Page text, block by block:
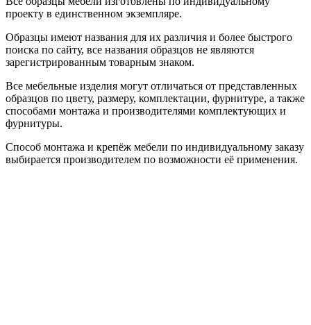
проекту в единственном экземпляре.
Образцы имеют названия для их различия и более быстрого
поиска по сайту, все названия образцов не являются
зарегистрированным товарным знаком.
Все мебельные изделия могут отличаться от представленных
образцов по цвету, размеру, комплектации, фурнитуре, а также
способами монтажа и производителями комплектующих и
фурнитуры.
Способ монтажа и крепёж мебели по индивидуальному заказу
выбирается производителем по возможности её применения.